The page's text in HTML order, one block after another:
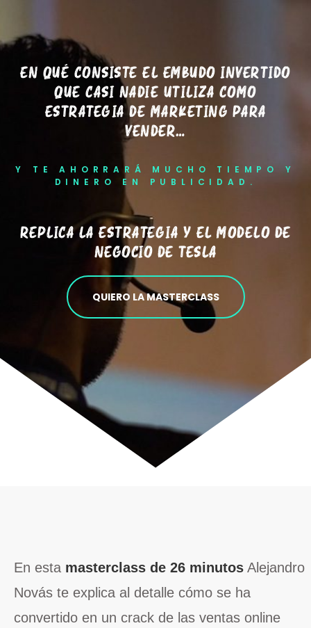
EN QUÉ CONSISTE EL EMBUDO INVERTIDO
QUE CASI NADIE UTILIZA COMO
ESTRATEGIA DE MARKETING PARA
VENDER…
Y TE AHORRARÁ MUCHO TIEMPO Y
DINERO EN PUBLICIDAD.
REPLICA LA ESTRATEGIA Y EL MODELO DE
NEGOCIO DE TESLA
QUIERO LA MASTERCLASS
En esta masterclass de 26 minutos Alejandro
Novás te explica al detalle cómo se ha
convertido en un crack de las ventas online